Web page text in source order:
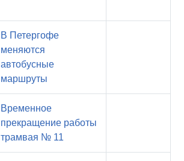
В Петергофе
меняются
автобусные
маршруты
Временное
прекращение работы
трамвая № 11